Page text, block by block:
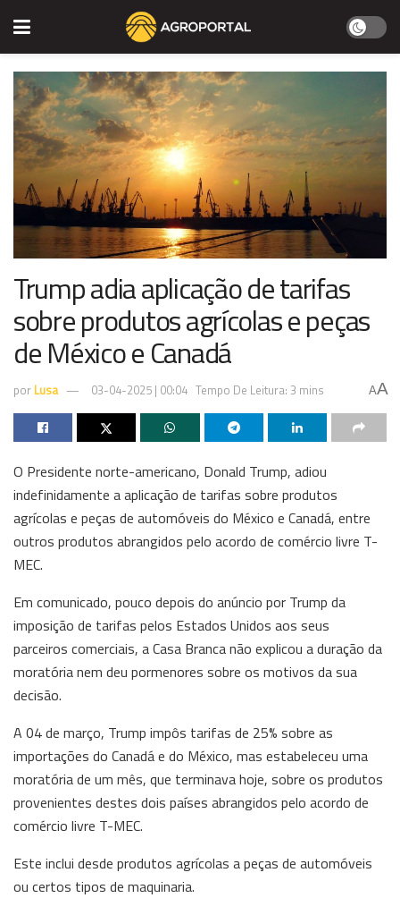
Trump adia aplicação de tarifas
sobre produtos agrícolas e peças
de México e Canadá
por Lusa 03-04-2025 | 00:04 Tempo De Leitura: 3 mins AA
O Presidente norte-americano, Donald Trump, adiou
indefinidamente a aplicação de tarifas sobre produtos
agrícolas e peças de automóveis do México e Canadá, entre
outros produtos abrangidos pelo acordo de comércio livre T-
MEC.
Em comunicado, pouco depois do anúncio por Trump da
imposição de tarifas pelos Estados Unidos aos seus
parceiros comerciais, a Casa Branca não explicou a duração da
moratória nem deu pormenores sobre os motivos da sua
decisão.
A 04 de março, Trump impôs tarifas de 25% sobre as
importações do Canadá e do México, mas estabeleceu uma
moratória de um mês, que terminava hoje, sobre os produtos
provenientes destes dois países abrangidos pelo acordo de
comércio livre T-MEC.
Este inclui desde produtos agrícolas a peças de automóveis
ou certos tipos de maquinaria.